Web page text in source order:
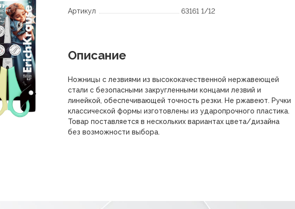
Артикул
63161 1/12
Описание
Ножницы с лезвиями из высококачественной нержавеющей
стали с безопасными закругленными концами лезвий и
линейкой, обеспечивающей точность резки. Не ржавеют. Ручки
классической формы изготовлены из ударопрочного пластика.
Товар поставляется в нескольких вариантах цвета/дизайна
без возможности выбора.